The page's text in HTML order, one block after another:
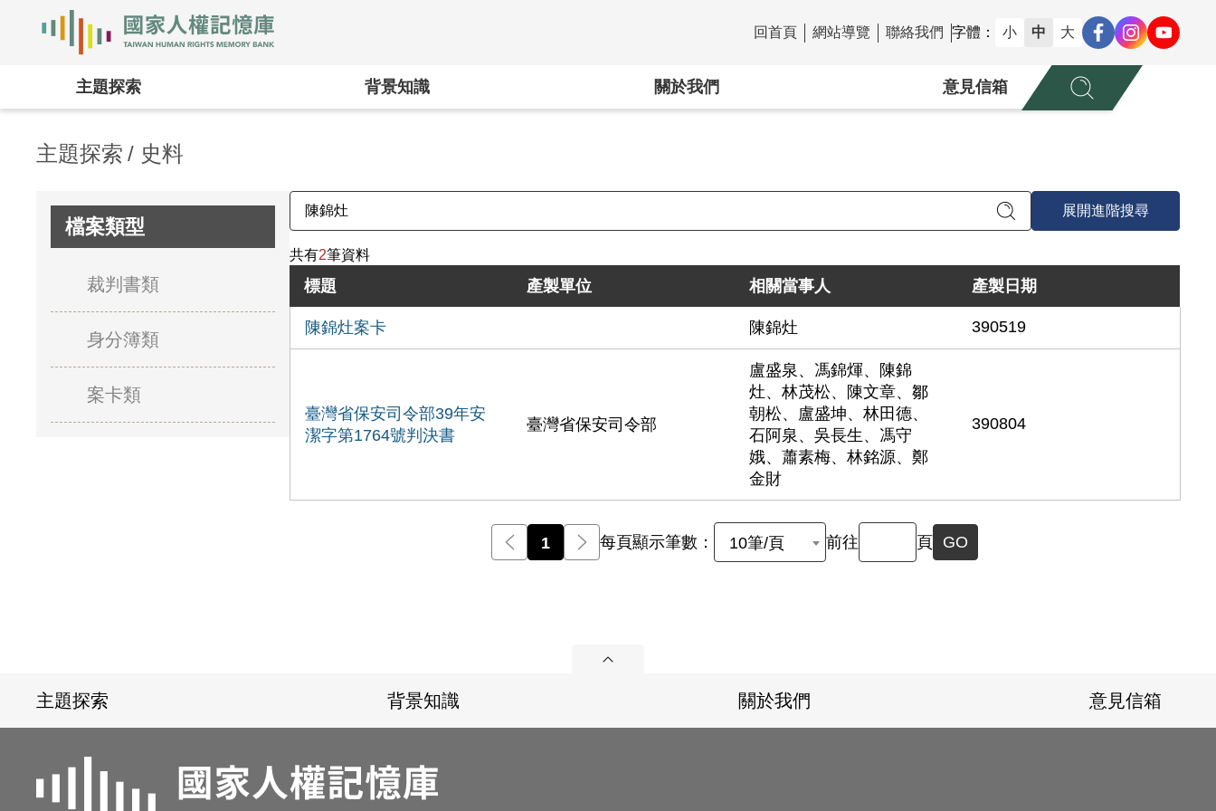
:::
回首頁 網站導覽 聯絡我們 字體： 小 中 大
主題探索 背景知識 關於我們 意見信箱
主題探索 史料
檔案類型
裁判書類
身分簿類
案卡類
展開進階搜尋
共有2筆資料
標題 產製單位 相關當事人 產製日期
陳錦灶案卡 陳錦灶 390519
臺灣省保安司令部39年安
潔字第1764號判決書
臺灣省保安司令部
盧盛泉、馮錦煇、陳錦
灶、林茂松、陳文章、鄒
朝松、盧盛坤、林田德、
石阿泉、吳長生、馮守
娥、蕭素梅、林銘源、鄭
金財
390804
前一頁
1 後一頁
每頁顯示筆數： 10筆/頁 前往 頁 GO
主題探索 背景知識 關於我們 意見信箱